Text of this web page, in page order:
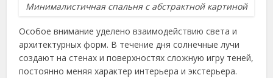
Минималистичная спальня с абстрактной картиной
Особое внимание уделено взаимодействию света и
архитектурных форм. В течение дня солнечные лучи
создают на стенах и поверхностях сложную игру теней,
постоянно меняя характер интерьера и экстерьера.